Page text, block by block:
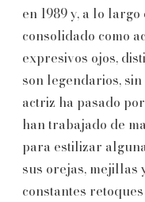
en 1989 y, a lo
consolidado como
expresivos ojos,
son legendarios,
actriz ha pasado
han trabajado de
para estilizar
sus orejas, mejillas
constantes